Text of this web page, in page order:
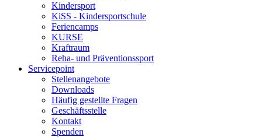
Kindersport
KiSS - Kindersportschule
Feriencamps
KURSE
Kraftraum
Reha- und Präventionssport
Servicepoint
Stellenangebote
Downloads
Häufig gestellte Fragen
Geschäftsstelle
Kontakt
Spenden